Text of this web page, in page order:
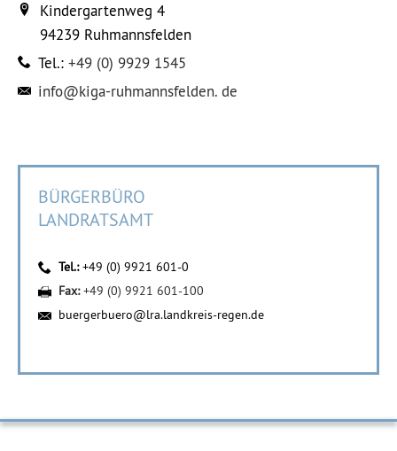
Kindergartenweg 4
94239 Ruhmannsfelden
Tel.: +49 (0) 9929 1545
info@kiga-ruhmannsfelden. de
BÜRGERBÜRO
LANDRATSAMT
Tel.:+49 (0) 9921 601-0
Fax:+49 (0) 9921 601-100
buergerbuero@lra.landkreis-regen.de